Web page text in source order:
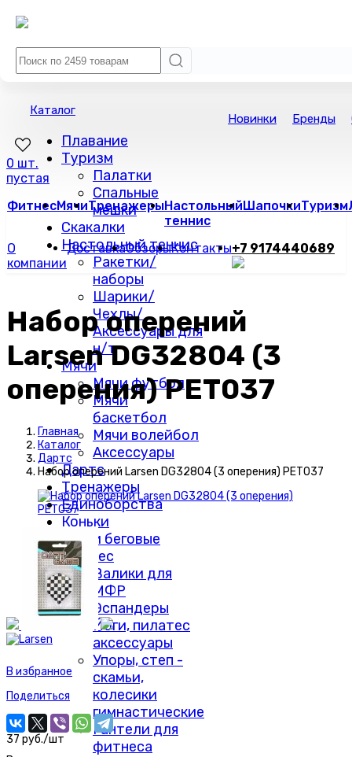
Каталог
Плавание
Туризм
Палатки
Спальные
мешки
Скакалки
Настольный теннис
Ракетки/
наборы
Шарики/
Чехлы/
Аксессуары для
н/т
Мячи
Мячи футбол
Мячи
баскетбол
Мячи волейбол
Аксессуары
Дартс
Тренажеры
Единоборства
Коньки
Лыжи беговые
Фитнес
Валики для
МФР
Эспандеры
Йоги, пилатес
аксессуары
Упоры, степ -
скамьи,
колесики
гимнастические
Гантели для
фитнеса
Новинки Бренды
0 шт.
пустая
ФитнесМячиТренажерыНастольный
теннис
ШапочкиТуризм
О
компании
ДоставкаОбзорыКонтакты+7 9174440689
Набор оперений
Larsen DG32804 (3
оперения) PET037
Главная
Каталог
Дартс
Набор оперений Larsen DG32804 (3 оперения) PET037
В избранное
Поделиться
37 руб./шт